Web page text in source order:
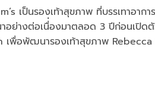
เป็นรองเท้าสุขภาพ ที่บรรเทาอา
ย่างต่อเนื่่องมาตลอด 3 ปีก่อนเปิด
พื่อพัฒนารองเท้าสุขภาพ Rebecca